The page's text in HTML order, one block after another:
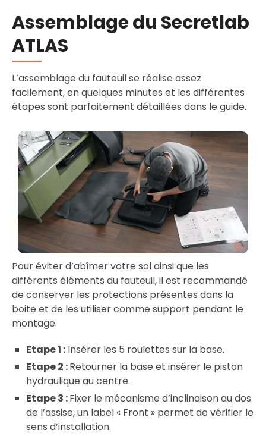
Assemblage du Secretlab
ATLAS
L’assemblage du fauteuil se réalise assez
facilement, en quelques minutes et les différentes
étapes sont parfaitement détaillées dans le guide.
Pour éviter d’abîmer votre sol ainsi que les
différents éléments du fauteuil, il est recommandé
de conserver les protections présentes dans la
boite et de les utiliser comme support pendant le
montage.
Etape 1 : Insérer les 5 roulettes sur la base.
Etape 2 :Retourner la base et insérer le piston
hydraulique au centre.
Etape 3 :Fixer le mécanisme d’inclinaison au dos
de l’assise, un label « Front » permet de vérifier le
sens d’installation.